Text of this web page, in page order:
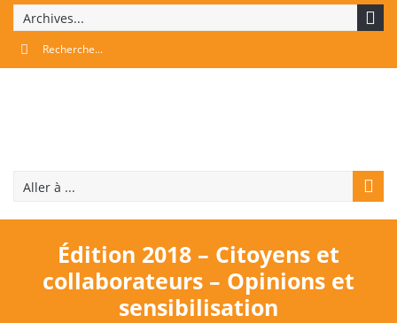
Archives...
Aller à ...
Édition 2018 – Citoyens et
collaborateurs – Opinions et
sensibilisation